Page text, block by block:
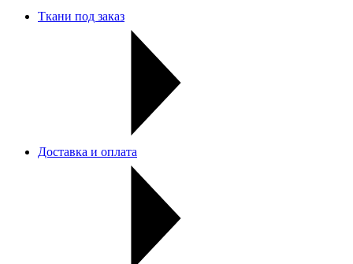
Ткани под заказ
Доставка и оплата